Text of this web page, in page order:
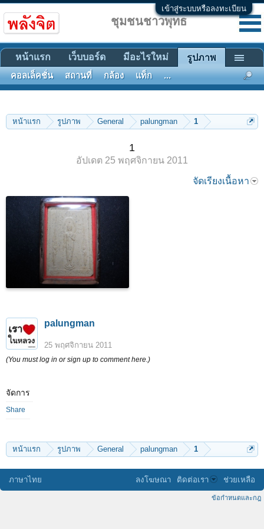
เข้าสู่ระบบหรือลงทะเบียน
หน้าแรก รูปภาพ General palungman 1
1
อัปเดต 25 พฤศจิกายน 2011
จัดเรียงเนื้อหา
palungman
25 พฤศจิกายน 2011
(You must log in or sign up to comment here.)
จัดการ
Share
หน้าแรก รูปภาพ General palungman 1
ชุมชนชาวพุทธ
หน้าแรก เว็บบอร์ด มีอะไรใหม่ รูปภาพ
คอลเล็คชั่น สถานที่ กล้อง แท็ก ...
ภาษาไทย ลงโฆษณา ติดต่อเรา ช่วยเหลือ
ข้อกำหนดและกฎ